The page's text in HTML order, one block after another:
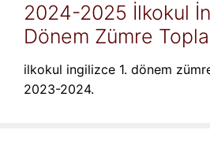
2024-2025 İlkokul
Dönem Zümre
ilkokul ingilizce 1. dönem
2023-2024.